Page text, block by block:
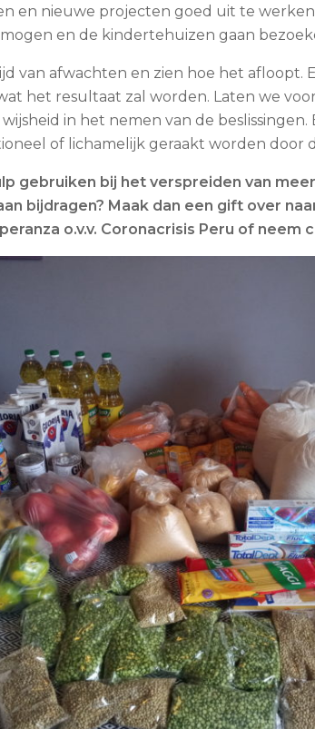
en nieuwe projecten goed uit te werken
en de kindertehuizen gaan
van afwachten en zien hoe het afloopt.
het resultaat zal worden. Laten we
in het nemen van de
of lichamelijk geraakt worden door
gebruiken bij het verspreiden van
bijdragen? Maak dan een gift over
o.v.v. Coronacrisis Peru of neem